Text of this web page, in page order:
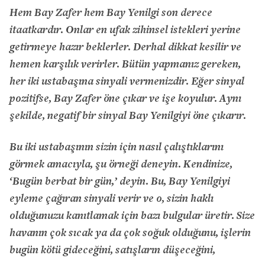
Hem Bay Zafer hem Bay Yenilgi son derece
itaatkardır. Onlar en ufak zihinsel istekleri yerine
getirmeye hazır beklerler. Derhal dikkat kesilir ve
hemen karşılık verirler. Bütün yapmanız gereken,
her iki ustabaşına sinyali vermenizdir. Eğer sinyal
pozitifse, Bay Zafer öne çıkar ve işe koyulur. Aynı
şekilde, negatif bir sinyal Bay Yenilgiyi öne çıkarır.
Bu iki ustabaşının sizin için nasıl çalıştıklarını
görmek amacıyla, şu örneği deneyin. Kendinize,
‘Bugün berbat bir gün,’ deyin. Bu, Bay Yenilgiyi
eyleme çağıran sinyali verir ve o, sizin haklı
olduğunuzu kanıtlamak için bazı bulgular üretir. Size
havanın çok sıcak ya da çok soğuk olduğunu, işlerin
bugün kötü gideceğini, satışların düşeceğini,